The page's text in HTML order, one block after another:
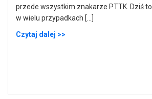
przede wszystkim znakarze PTTK. Dziś to
w wielu przypadkach […]
Czytaj dalej >>